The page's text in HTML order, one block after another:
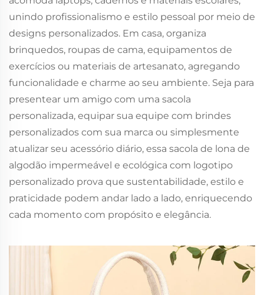
unindo profissionalismo e estilo pessoal por meio de
designs personalizados. Em casa, organiza
brinquedos, roupas de cama, equipamentos de
exercícios ou materiais de artesanato, agregando
funcionalidade e charme ao seu ambiente. Seja para
presentear um amigo com uma sacola
personalizada, equipar sua equipe com brindes
personalizados com sua marca ou simplesmente
atualizar seu acessório diário, essa sacola de lona de
algodão impermeável e ecológica com logotipo
personalizado prova que sustentabilidade, estilo e
praticidade podem andar lado a lado, enriquecendo
cada momento com propósito e elegância.